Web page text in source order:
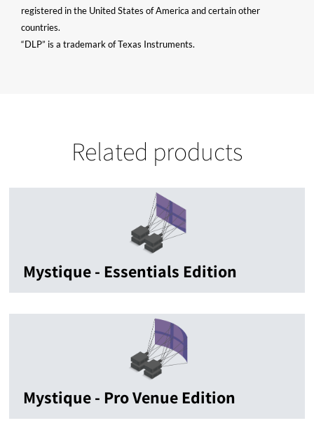
registered in the United States of America and certain other
countries.
“DLP” is a trademark of Texas Instruments.
Related products
Mystique - Essentials Edition
Mystique - Pro Venue Edition